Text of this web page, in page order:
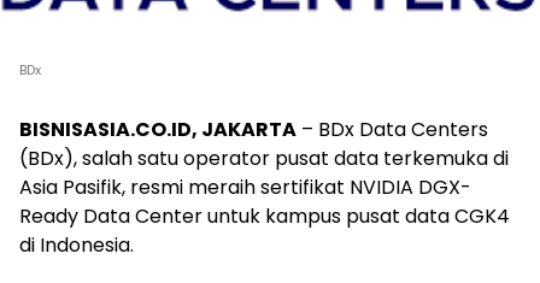
BDx
BISNISASIA.CO.ID, JAKARTA – BDx Data Centers
(BDx), salah satu operator pusat data terkemuka di
Asia Pasifik, resmi meraih sertifikat NVIDIA DGX-
Ready Data Center untuk kampus pusat data CGK4
di Indonesia.